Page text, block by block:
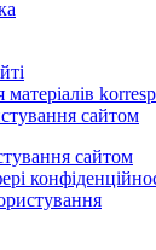
сайтом
сайтом